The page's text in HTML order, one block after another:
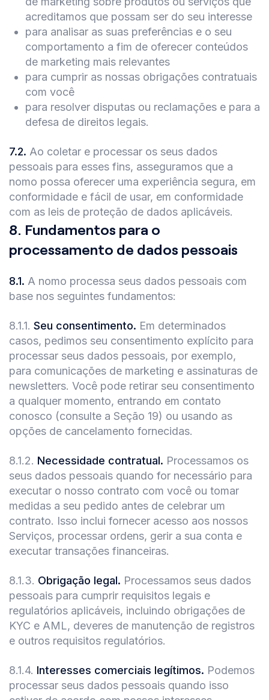
acreditamos que possam ser do seu interesse
para analisar as suas preferências e o seu
comportamento a fim de oferecer conteúdos
de marketing mais relevantes
para cumprir as nossas obrigações contratuais
com você
para resolver disputas ou reclamações e para a
defesa de direitos legais.
7.2. Ao coletar e processar os seus dados
pessoais para esses fins, asseguramos que a
nomo possa oferecer uma experiência segura, em
conformidade e fácil de usar, em conformidade
com as leis de proteção de dados aplicáveis.
8. Fundamentos para o
processamento de dados pessoais
8.1. A nomo processa seus dados pessoais com
base nos seguintes fundamentos:
8.1.1. Seu consentimento. Em determinados
casos, pedimos seu consentimento explícito para
processar seus dados pessoais, por exemplo,
para comunicações de marketing e assinaturas de
newsletters. Você pode retirar seu consentimento
a qualquer momento, entrando em contato
conosco (consulte a Seção 19) ou usando as
opções de cancelamento fornecidas.
8.1.2. Necessidade contratual. Processamos os
seus dados pessoais quando for necessário para
executar o nosso contrato com você ou tomar
medidas a seu pedido antes de celebrar um
contrato. Isso inclui fornecer acesso aos nossos
Serviços, processar ordens, gerir a sua conta e
executar transações financeiras.
8.1.3. Obrigação legal. Processamos seus dados
pessoais para cumprir requisitos legais e
regulatórios aplicáveis, incluindo obrigações de
KYC e AML, deveres de manutenção de registros
e outros requisitos regulatórios.
8.1.4. Interesses comerciais legítimos. Podemos
processar seus dados pessoais quando isso